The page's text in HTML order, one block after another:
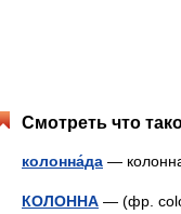
Смотреть что
колонна́да —
КОЛОННА — (фр.